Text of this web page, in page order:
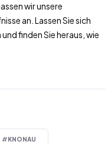
wir unsere
an. Lassen Sie sich
finden Sie heraus, wie
#KNONAU